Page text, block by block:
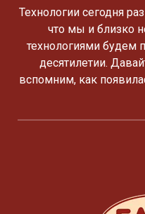
Технологии сегодня
что мы и близко
технологиями будем
десятилетии.
вспомним, как